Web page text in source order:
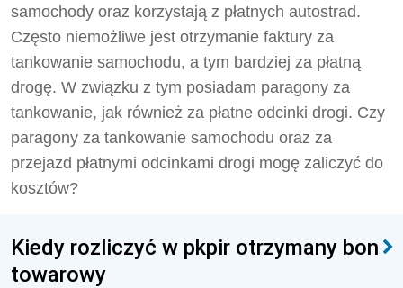
samochody oraz korzystają z płatnych autostrad.
Często niemożliwe jest otrzymanie faktury za
tankowanie samochodu, a tym bardziej za płatną
drogę. W związku z tym posiadam paragony za
tankowanie, jak również za płatne odcinki drogi. Czy
paragony za tankowanie samochodu oraz za
przejazd płatnymi odcinkami drogi mogę zaliczyć do
kosztów?
Kiedy rozliczyć w pkpir otrzymany bon
towarowy